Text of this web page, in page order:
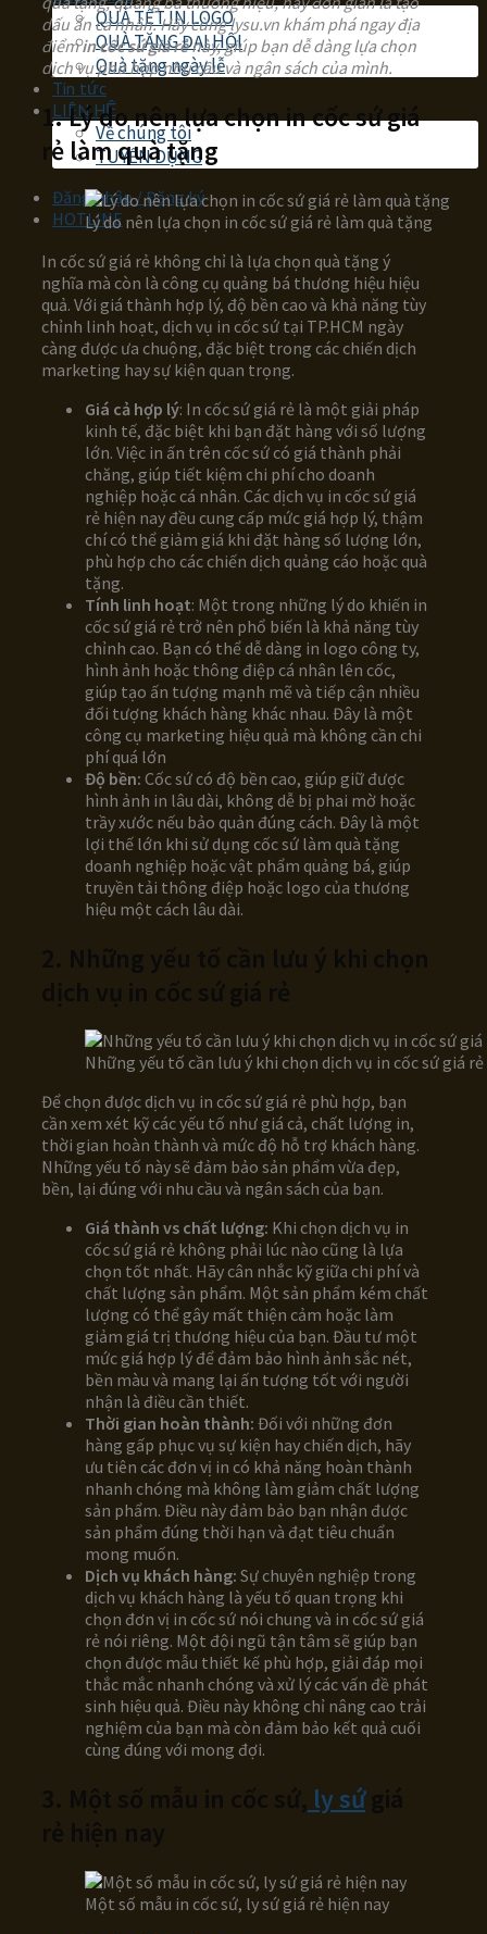
QUÀ TẾT IN LOGO
QUÀ TẶNG ĐẠI HỘI
Quà tặng ngày lễ
Tin tức
LIÊN HỆ
Về chúng tôi
TUYỂN DỤNG
Đăng nhập / Đăng ký
HOTLINE
dấu ấn cá nhân. Hãy cùng lysu.vn khám phá ngay địa
điểmin cốc sứ giá rẻnày, giúp bạn dễ dàng lựa chọn
dịch vụ phù hợp nhu cầu và ngân sách của mình.
1. Lý do nên lựa chọn in cốc sứ giá
rẻ làm quà tặng
Lý do nên lựa chọn in cốc sứ giá rẻ làm quà tặng
In cốc sứ giá rẻ không chỉ là lựa chọn quà tặng ý
nghĩa mà còn là công cụ quảng bá thương hiệu hiệu
quả. Với giá thành hợp lý, độ bền cao và khả năng tùy
chỉnh linh hoạt, dịch vụ in cốc sứ tại TP.HCM ngày
càng được ưa chuộng, đặc biệt trong các chiến dịch
marketing hay sự kiện quan trọng.
Giá cả hợp lý: In cốc sứ giá rẻ là một giải pháp
kinh tế, đặc biệt khi bạn đặt hàng với số lượng
lớn. Việc in ấn trên cốc sứ có giá thành phải
chăng, giúp tiết kiệm chi phí cho doanh
nghiệp hoặc cá nhân. Các dịch vụ in cốc sứ giá
rẻ hiện nay đều cung cấp mức giá hợp lý, thậm
chí có thể giảm giá khi đặt hàng số lượng lớn,
phù hợp cho các chiến dịch quảng cáo hoặc quà
tặng.
Tính linh hoạt: Một trong những lý do khiến in
cốc sứ giá rẻ trở nên phổ biến là khả năng tùy
chỉnh cao. Bạn có thể dễ dàng in logo công ty,
hình ảnh hoặc thông điệp cá nhân lên cốc,
giúp tạo ấn tượng mạnh mẽ và tiếp cận nhiều
đối tượng khách hàng khác nhau. Đây là một
công cụ marketing hiệu quả mà không cần chi
phí quá lớn​
Độ bền: Cốc sứ có độ bền cao, giúp giữ được
hình ảnh in lâu dài, không dễ bị phai mờ hoặc
trầy xước nếu bảo quản đúng cách. Đây là một
lợi thế lớn khi sử dụng cốc sứ làm quà tặng
doanh nghiệp hoặc vật phẩm quảng bá, giúp
truyền tải thông điệp hoặc logo của thương
hiệu một cách lâu dài.​
Những yếu tố cần lưu ý khi chọn dịch vụ in cốc sứ giá rẻ
Để chọn được dịch vụ in cốc sứ giá rẻ phù hợp, bạn
cần xem xét kỹ các yếu tố như giá cả, chất lượng in,
thời gian hoàn thành và mức độ hỗ trợ khách hàng.
Những yếu tố này sẽ đảm bảo sản phẩm vừa đẹp,
bền, lại đúng với nhu cầu và ngân sách của bạn.
Giá thành vs chất lượng: Khi chọn dịch vụ in
cốc sứ giá rẻ không phải lúc nào cũng là lựa
chọn tốt nhất. Hãy cân nhắc kỹ giữa chi phí và
chất lượng sản phẩm. Một sản phẩm kém chất
lượng có thể gây mất thiện cảm hoặc làm
giảm giá trị thương hiệu của bạn. Đầu tư một
mức giá hợp lý để đảm bảo hình ảnh sắc nét,
bền màu và mang lại ấn tượng tốt với người
nhận là điều cần thiết.
Thời gian hoàn thành: Đối với những đơn
hàng gấp phục vụ sự kiện hay chiến dịch, hãy
ưu tiên các đơn vị in có khả năng hoàn thành
nhanh chóng mà không làm giảm chất lượng
sản phẩm. Điều này đảm bảo bạn nhận được
sản phẩm đúng thời hạn và đạt tiêu chuẩn
mong muốn.
Dịch vụ khách hàng: Sự chuyên nghiệp trong
dịch vụ khách hàng là yếu tố quan trọng khi
chọn đơn vị in cốc sứ nói chung và in cốc sứ giá
rẻ nói riêng. Một đội ngũ tận tâm sẽ giúp bạn
chọn được mẫu thiết kế phù hợp, giải đáp mọi
thắc mắc nhanh chóng và xử lý các vấn đề phát
sinh hiệu quả. Điều này không chỉ nâng cao trải
nghiệm của bạn mà còn đảm bảo kết quả cuối
cùng đúng với mong đợi.
ly sứgiá
Một số mẫu in cốc sứ, ly sứ giá rẻ hiện nay